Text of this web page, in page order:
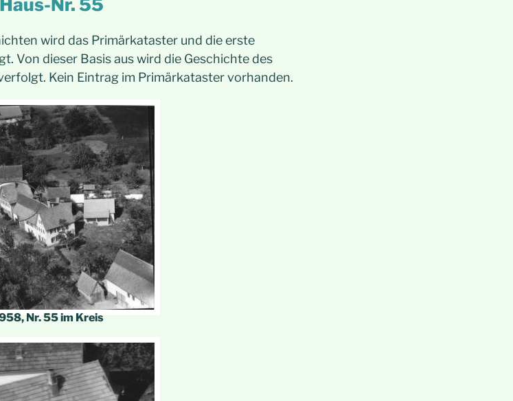
Haus-Nr. 55
wird das Primärkataster und die erste
Von dieser Basis aus wird die Geschichte des
Kein Eintrag im Primärkataster vorhanden.
Nr. 55 im Kreis